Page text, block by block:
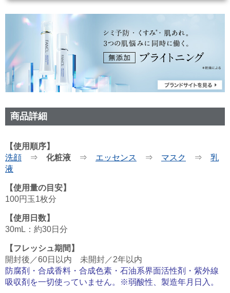
商品詳細
【使用順序】
洗顔 ⇒ 化粧液 ⇒ エッセンス ⇒ マスク ⇒ 乳
液
【使用量の目安】
100円玉1枚分
【使用日数】
30mL：約30日分
【フレッシュ期間】
開封後／60日以内 未開封／2年以内
防腐剤・合成香料・合成色素・石油系界面活性剤・紫外線
吸収剤を一切使っていません。※弱酸性、製造年月日入。